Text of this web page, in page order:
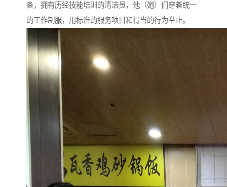
备，拥有历经技能培训的清洁员，他（她）们穿着统一
的工作制服，用标准的服务项目和得当的行为举止。